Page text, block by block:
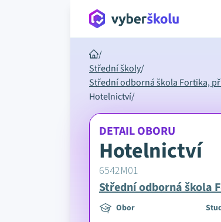
/
Střední školy/
Střední odborná škola Fortika,
Hotelnictví/
DETAIL OBORU
Hotelnictví
6542M01
Střední odborná škola
Obor